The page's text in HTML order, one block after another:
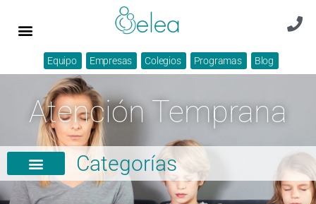
Equipo Empresas Colegios Programas Blog
Atención Temprana
Categorías